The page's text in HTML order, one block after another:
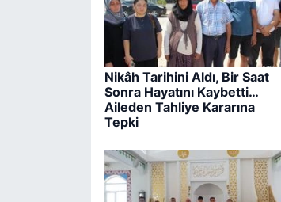
Nikâh Tarihini Aldı, Bir Saat
Sonra Hayatını Kaybetti…
Aileden Tahliye Kararına
Tepki